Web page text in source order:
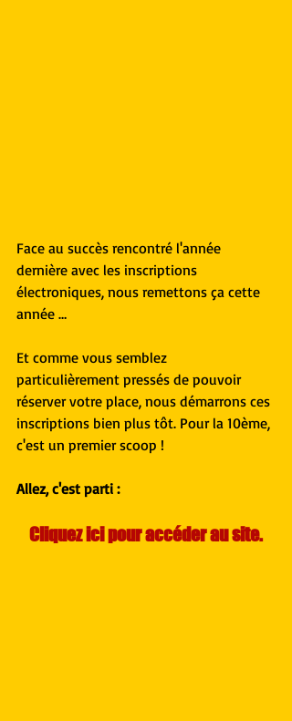
Face au succès rencontré l'année
dernière avec les inscriptions
électroniques, nous remettons ça cette
année …
Et comme vous semblez
particulièrement pressés de pouvoir
réserver votre place, nous démarrons ces
inscriptions bien plus tôt. Pour la 10ème,
c'est un premier scoop !
Allez, c'est parti :
Cliquez ici pour accéder au site.